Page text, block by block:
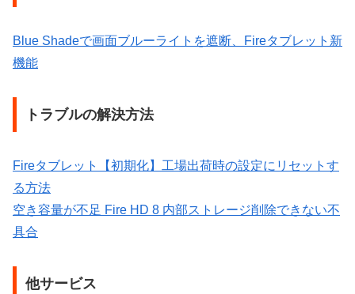
Blue Shadeで画面ブルーライトを遮断、Fireタブレット新
機能
トラブルの解決方法
Fireタブレット【初期化】工場出荷時の設定にリセットす
る方法
空き容量が不足 Fire HD 8 内部ストレージ削除できない不
具合
他サービス